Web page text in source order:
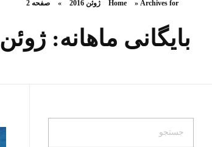
Home » Archives for ژوئن 2016 » صفحه 2
بایگانی ماهانه: ژوئن 2016